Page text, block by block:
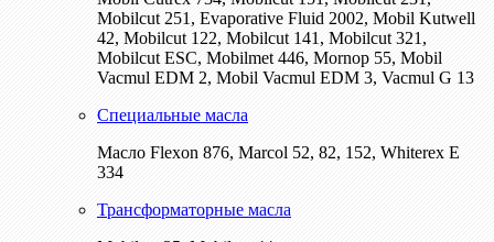
Mobilcut 251, Evaporative Fluid 2002, Mobil Kutwell
42, Mobilcut 122, Mobilcut 141, Mobilcut 321,
Mobilcut ESC, Mobilmet 446, Mornop 55, Mobil
Vacmul EDM 2, Mobil Vacmul EDM 3, Vacmul G 13
Специальные масла
Масло Flexon 876, Marcol 52, 82, 152, Whiterex E
334
Трансформаторные масла